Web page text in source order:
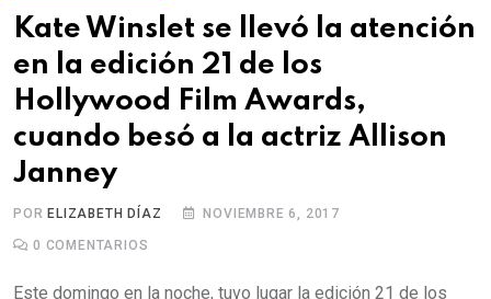
Kate Winslet se llevó la atención
en la edición 21 de los
Hollywood Film Awards,
cuando besó a la actriz Allison
Janney
POR ELIZABETH DÍAZ NOVIEMBRE 6, 2017
0 COMENTARIOS
Este domingo en la noche, tuvo lugar la edición 21 de los